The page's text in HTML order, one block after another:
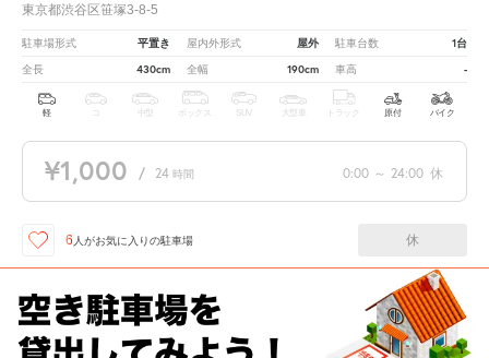
東京都渋谷区笹塚3-8-5
駐車場形式 平置き 屋内外形式 屋外 駐車台数 1台
全長 430cm 全幅 190cm 車高 -
軽 中型 ボックス SUV 大型車 トラック 原付 バイク
¥1,000 / 24 時間 0:00 ～ 24:00 休
6 人がお気に入りの駐車場 休